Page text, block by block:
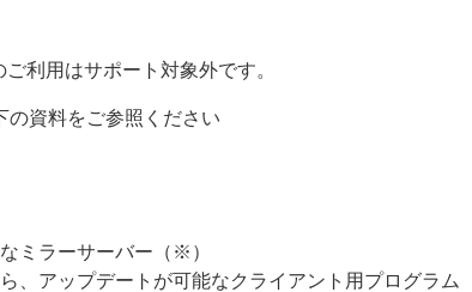
利用はサポート対象外です。
の資料をご参照ください
ミラーサーバー（※）
、アップデートが可能なクライアント用プログラム